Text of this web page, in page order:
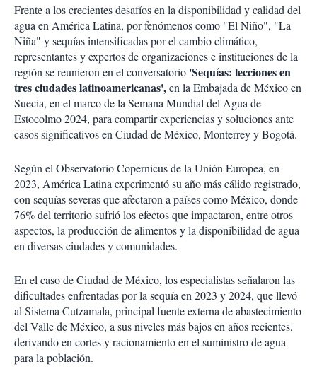
Frente a los crecientes desafíos en la disponibilidad y calidad del
agua en América Latina, por fenómenos como "El Niño", "La
Niña" y sequías intensificadas por el cambio climático,
representantes y expertos de organizaciones e instituciones de la
región se reunieron en el conversatorio 'Sequías: lecciones en
tres ciudades latinoamericanas',en la Embajada de México en
Suecia, en el marco de la Semana Mundial del Agua de
Estocolmo 2024, para compartir experiencias y soluciones ante
casos significativos en Ciudad de México, Monterrey y Bogotá.
Según el Observatorio Copernicus de la Unión Europea, en
2023, América Latina experimentó su año más cálido registrado,
con sequías severas que afectaron a países como México, donde
76% del territorio sufrió los efectos que impactaron, entre otros
aspectos, la producción de alimentos y la disponibilidad de agua
en diversas ciudades y comunidades.
En el caso de Ciudad de México, los especialistas señalaron las
dificultades enfrentadas por la sequía en 2023 y 2024, que llevó
al Sistema Cutzamala, principal fuente externa de abastecimiento
del Valle de México, a sus niveles más bajos en años recientes,
derivando en cortes y racionamiento en el suministro de agua
para la población.